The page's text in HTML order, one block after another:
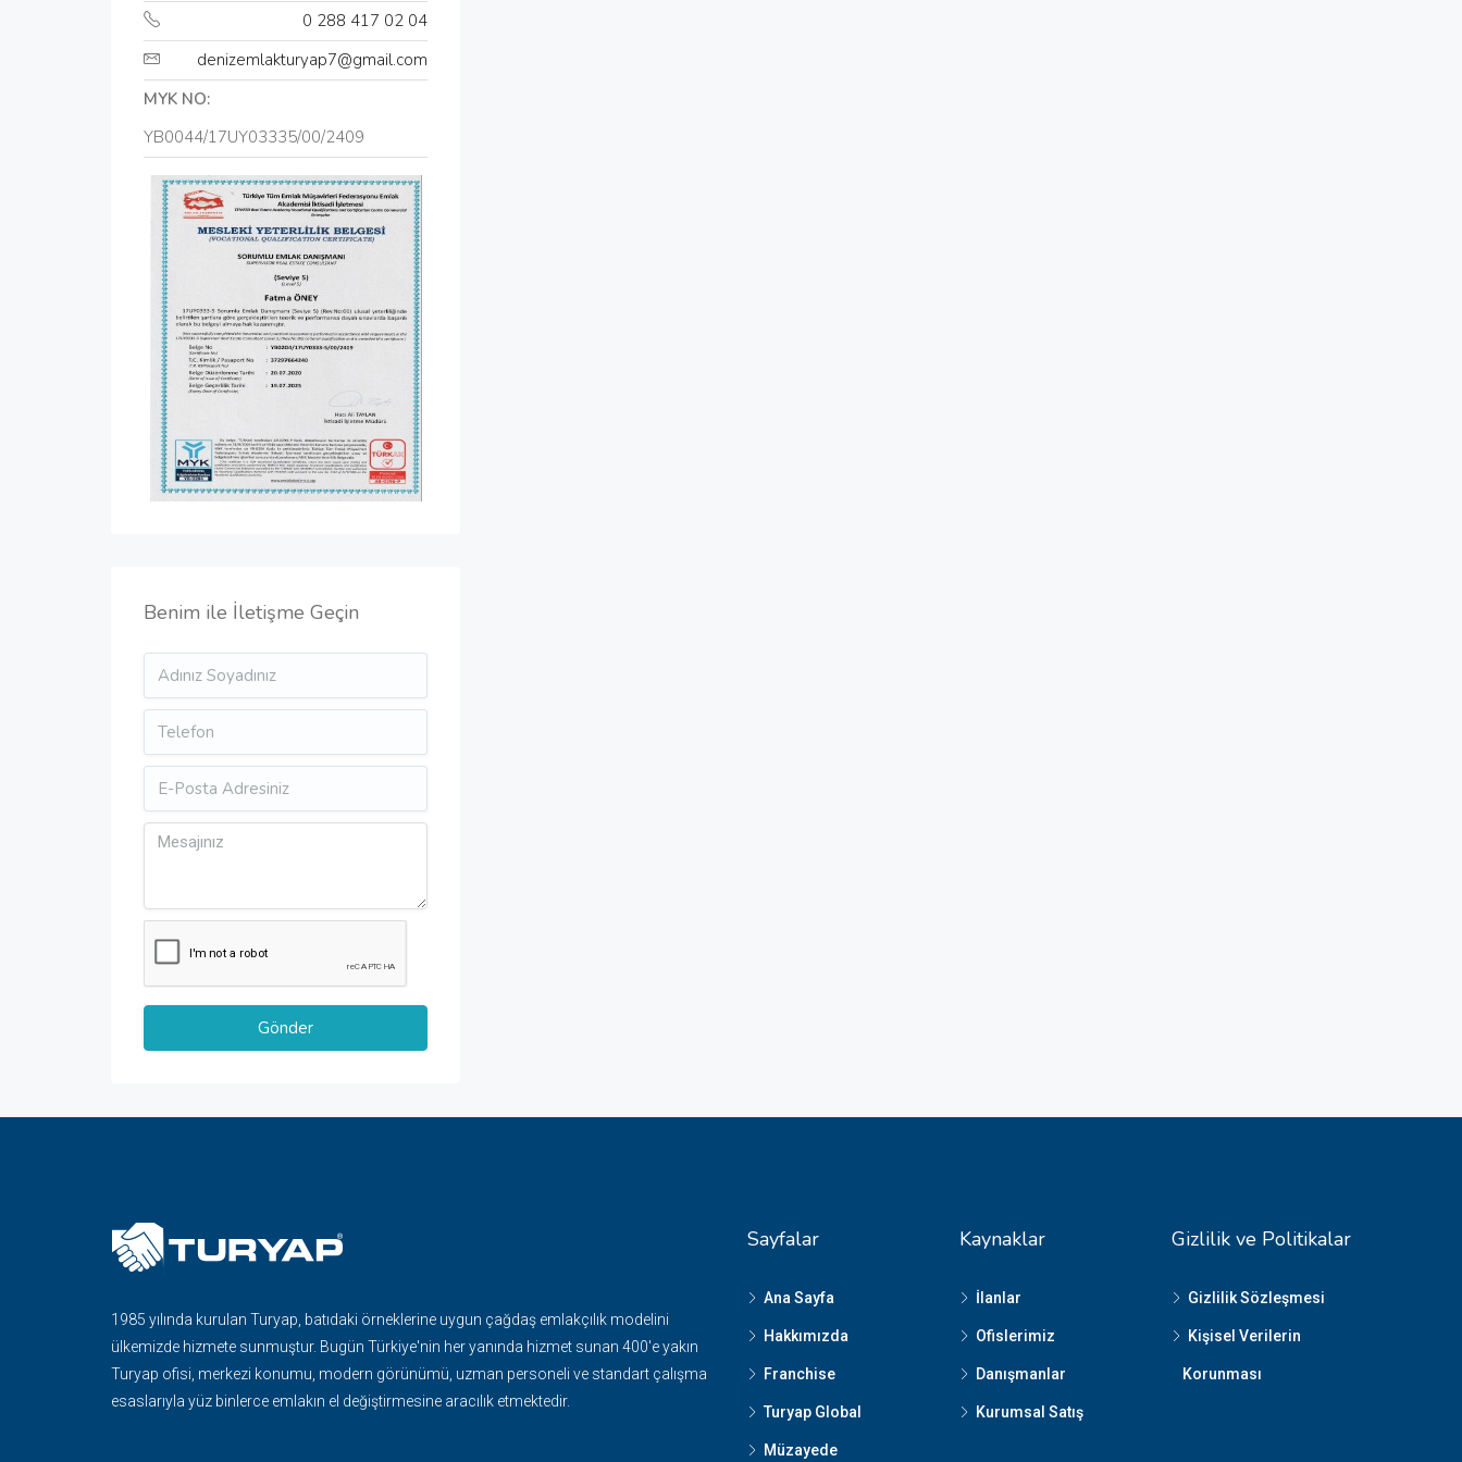
0 288 417 02 04
denizemlakturyap7@gmail.com
MYK NO:
YB0044/17UY03335/00/2409
Benim ile İletişme Geçin
1985 yılında kurulan Turyap, batıdaki örneklerine uygun çağdaş emlakçılık modelini
ülkemizde hizmete sunmuştur. Bugün Türkiye'nin her yanında hizmet sunan 400'e yakın
Turyap ofisi, merkezi konumu, modern görünümü, uzman personeli ve standart çalışma
esaslarıyla yüz binlerce emlakın el değiştirmesine aracılık etmektedir.
Sayfalar
Ana Sayfa
Hakkımızda
Franchise
Turyap Global
Müzayede
Kaynaklar
İlanlar
Ofislerimiz
Danışmanlar
Kurumsal Satış
Gizlilik ve Politikalar
Gizlilik Sözleşmesi
Kişisel Verilerin
Korunması